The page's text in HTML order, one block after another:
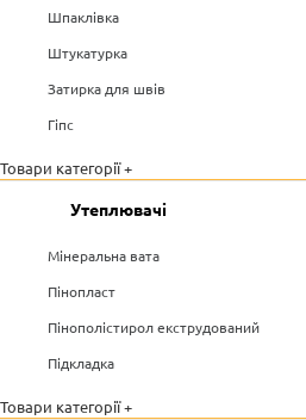
Шпаклівка
Штукатурка
Затирка для швів
Гіпс
Товари категорії +
Утеплювачі
Мінеральна вата
Пінопласт
Пінополістирол екструдований
Підкладка
Товари категорії +